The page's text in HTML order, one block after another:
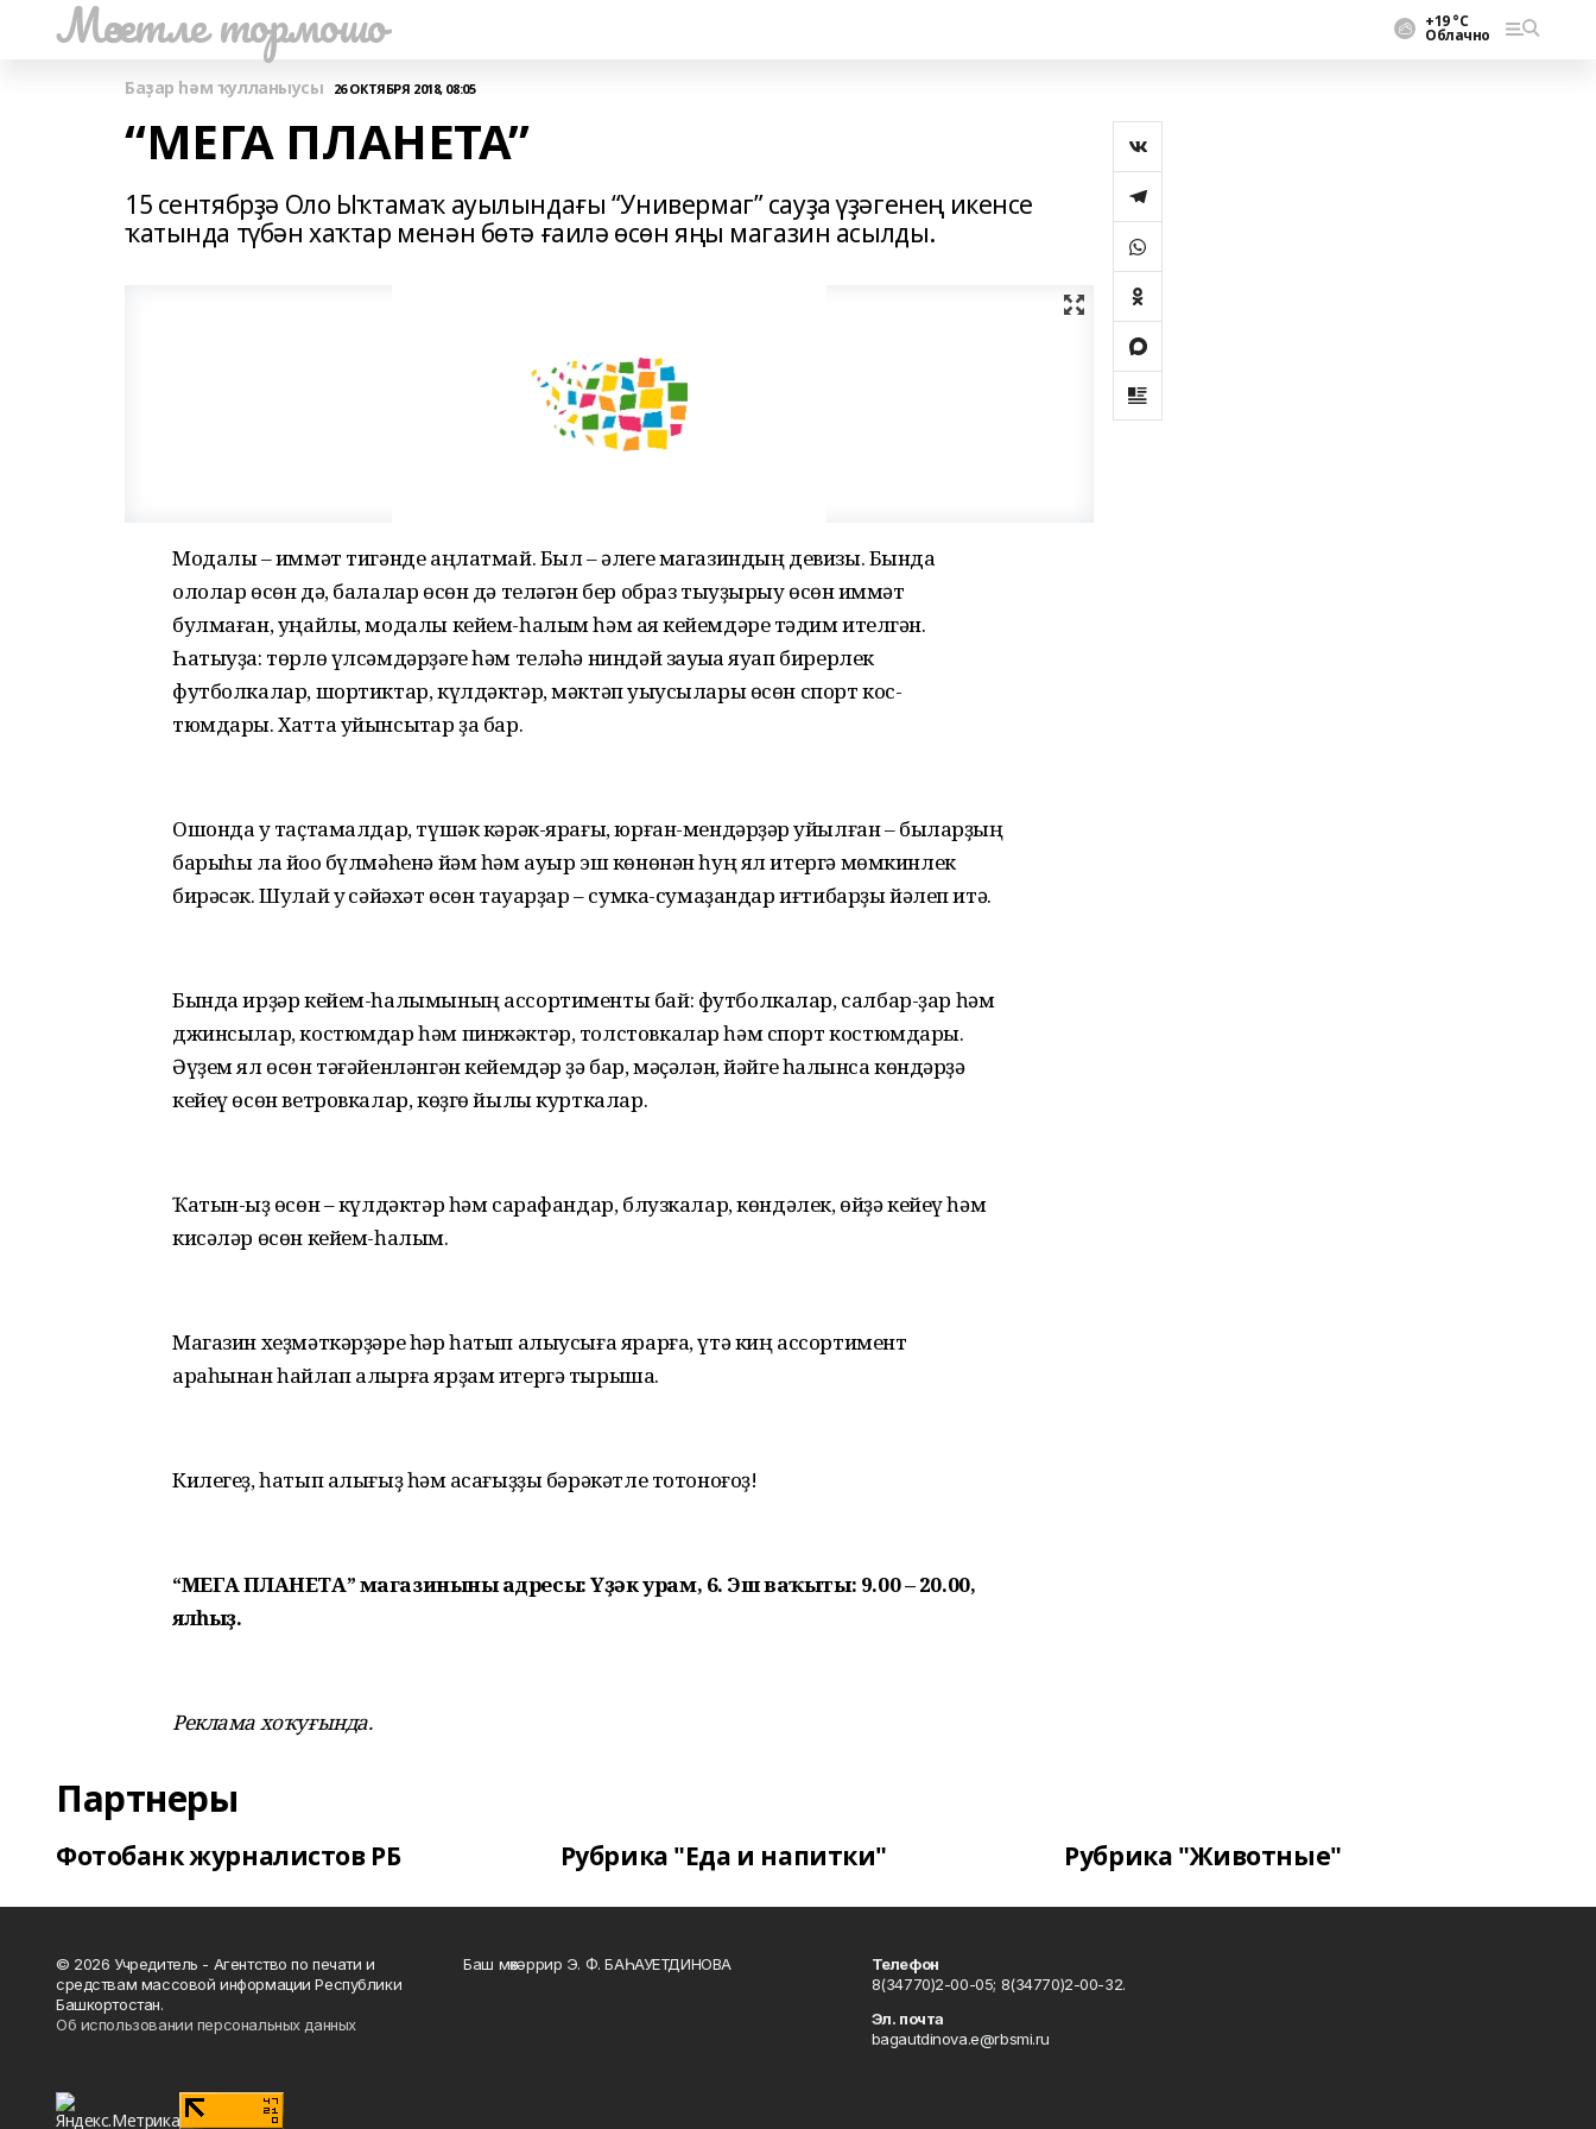
Мәсетле тормошо +19 °С
Облачно
Баҙар һәм ҡулланыусы 26 ОКТЯБРЯ 2018, 08:05
“МЕГА ПЛАНЕТА”
15 сентябрҙә Оло Ыҡтамаҡ ауылындағы “Универмаг” сауҙа үҙәгенең икенсе
ҡатында түбән хаҡтар менән бөтә ғаилә өсөн яңы магазин асылды.
Модалы – ҡиммәт тигәнде аңлатмай. Был – әлеге магазиндың девизы. Бында
ололар өсөн дә, балалар өсөн дә теләгән бер образ тыуҙырыу өсөн ҡиммәт
булмаған, уңайлы, модалы кейем-һалым һәм аяҡ кейемдәре тәҡдим ителгән.
Һатыуҙа: төрлө үлсәмдәрҙәге һәм теләһә ниндәй зауыҡҡа яуап бирерлек
футболкалар, шортиктар, күлдәктәр, мәктәп уҡыусылары өсөн спорт кос-
тюмдары. Хатта уйынсыҡтар ҙа бар.
Ошонда уҡ таҫтамалдар, түшәк кәрәк-ярағы, юрған-мендәрҙәр ҡуйылған – быларҙың
барыһы ла йоҡо бүлмәһенә йәм һәм ауыр эш көнөнән һуң ял итергә мөмкинлек
бирәсәк. Шулай уҡ сәйәхәт өсөн тауарҙар – сумка-сумаҙандар иғтибарҙы йәлеп итә.
Бында ирҙәр кейем-һалымының ассортименты бай: футболкалар, салбар-ҙар һәм
джинсылар, костюмдар һәм пинжәктәр, толстовкалар һәм спорт костюмдары.
Әүҙем ял өсөн тәғәйенләнгән кейемдәр ҙә бар, мәҫәлән, йәйге һалҡынса көндәрҙә
кейеү өсөн ветровкалар, көҙгө йылы курткалар.
Ҡатын-ҡыҙ өсөн – күлдәктәр һәм сарафандар, блузкалар, көндәлек, өйҙә кейеү һәм
кисәләр өсөн кейем-һалым.
Магазин хеҙмәткәрҙәре һәр һатып алыусыға ярарға, үтә киң ассортимент
араһынан һайлап алырға ярҙам итергә тырыша.
Килегеҙ, һатып алығыҙ һәм аҡсағыҙҙы бәрәкәтле тотоноғоҙ!
“МЕГА ПЛАНЕТА” магазинының адресы: Үҙәк урам, 6. Эш ваҡыты: 9.00 – 20.00,
ялһыҙ.
Реклама хоҡуғында.
Партнеры
Фотобанк журналистов РБ Рубрика "Еда и напитки" Рубрика "Животные"
© 2026 Учредитель - Агентство по печати и
средствам массовой информации Республики
Башкортостан.
Об использовании персональных данных
Баш мөхәррир Э. Ф. БАҺАУЕТДИНОВА
Телефон
8(34770)2-00-05; 8(34770)2-00-32.
Эл. почта
bagautdinova.e@rbsmi.ru